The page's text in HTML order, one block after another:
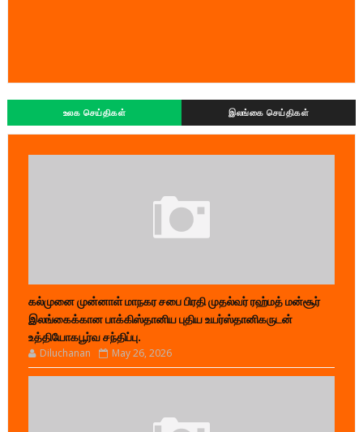
உலக செய்திகள் இலங்கை செய்திகள்
கல்முனை முன்னாள் மாநகர சபை பிரதி முதல்வர் ரஹ்மத் மன்சூர்
இலங்கைக்கான பாக்கிஸ்தானிய புதிய உயர்ஸ்தானிகருடன்
உத்தியோகபூர்வ சந்திப்பு.
Diluchanan May 26, 2026